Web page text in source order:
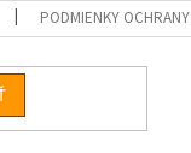
PODMIENKY OCHRANY